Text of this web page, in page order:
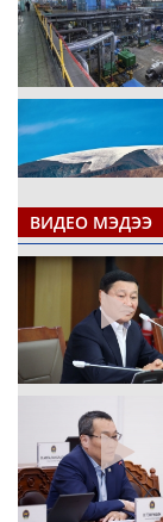
ВИДЕО МЭДЭЭ